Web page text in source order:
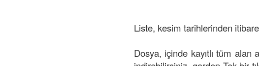
Liste, kesim tarihlerinden
Dosya, içinde kayıtlı tüm alan